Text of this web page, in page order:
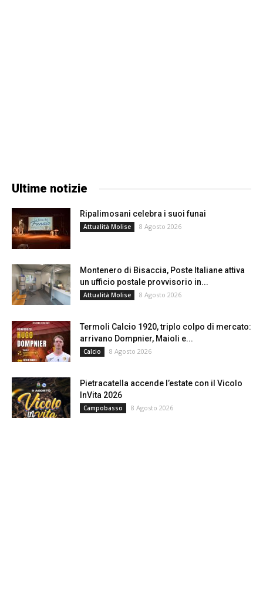
Ultime notizie
Ripalimosani celebra i suoi funai
Attualità Molise 8 Agosto 2026
Montenero di Bisaccia, Poste Italiane attiva
un ufficio postale provvisorio in...
Attualità Molise 8 Agosto 2026
Termoli Calcio 1920, triplo colpo di mercato:
arrivano Dompnier, Maioli e...
Calcio 8 Agosto 2026
Pietracatella accende l’estate con il Vicolo
InVita 2026
Campobasso 8 Agosto 2026